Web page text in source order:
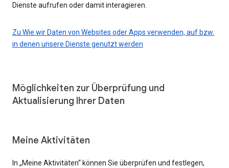
Dienste aufrufen oder damit interagieren.
Zu Wie wir Daten von Websites oder Apps verwenden, auf bzw.
in denen unsere Dienste genutzt werden
Möglichkeiten zur Überprüfung und
Aktualisierung Ihrer Daten
Meine Aktivitäten
In „Meine Aktivitäten“ können Sie überprüfen und festlegen,